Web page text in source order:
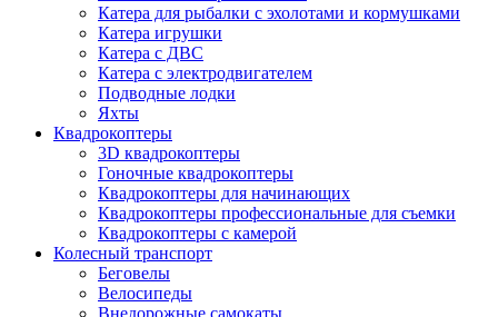
Катера для рыбалки с эхолотами и кормушками
Катера игрушки
Катера с ДВС
Катера с электродвигателем
Подводные лодки
Яхты
Квадрокоптеры
3D квадрокоптеры
Гоночные квадрокоптеры
Квадрокоптеры для начинающих
Квадрокоптеры профессиональные для съемки
Квадрокоптеры с камерой
Колесный транспорт
Беговелы
Велосипеды
Внедорожные самокаты